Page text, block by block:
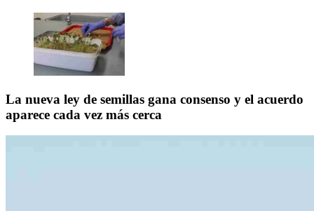
La nueva ley de semillas gana consenso y el acuerdo
aparece cada vez más cerca